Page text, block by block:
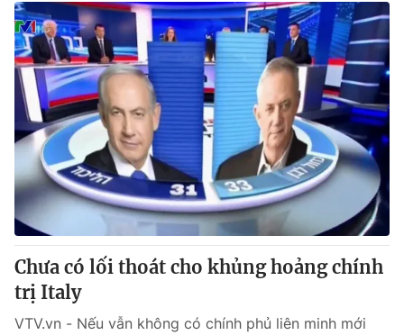
Chưa có lối thoát cho khủng hoảng chính
trị Italy
VTV.vn - Nếu vẫn không có chính phủ liên minh mới